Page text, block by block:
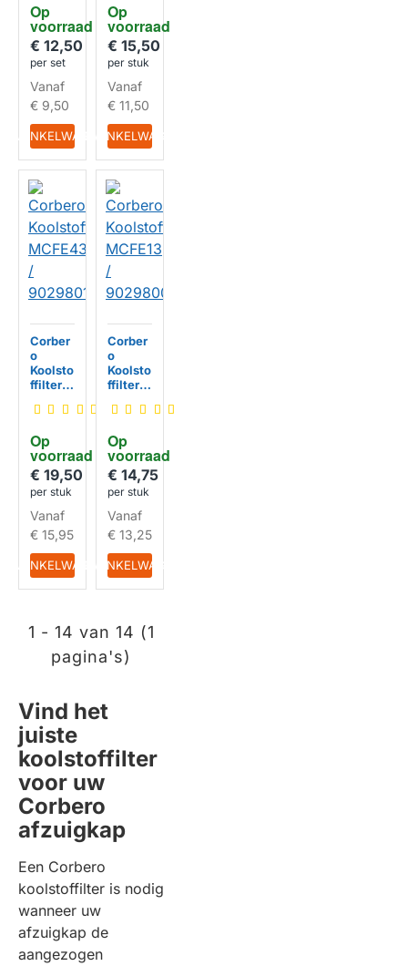
HUISMERK
Op
voorraad
o Type
29
€ 12,50
per set
Vanaf
€ 9,50
IN WINKELWAGEN
HUISMERK
Op
voorraad
o Type
150
€ 15,50
per stuk
Vanaf
€ 11,50
IN WINKELWAGEN
Op
voorraad
Corber
o
Koolsto
ffilter
3 /
01520
€ 19,50
per stuk
Vanaf
€ 15,95
IN WINKELWAGEN
Op
voorraad
Corber
o
Koolsto
ffilter
3 /
00597
€ 14,75
per stuk
Vanaf
€ 13,25
IN WINKELWAGEN
1 - 14 van 14 (1
pagina's)
Vind het
juiste
koolstoffilter
voor uw
Corbero
afzuigkap
Een Corbero
koolstoffilter is nodig
wanneer uw
afzuigkap de
aangezogen